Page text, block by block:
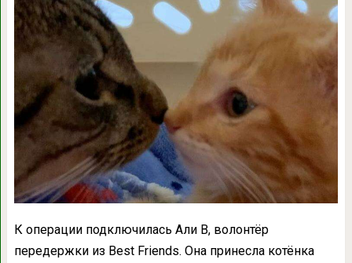
К операции подключилась Али В, волонтёр
передержки из Best Friends. Она принесла котёнка